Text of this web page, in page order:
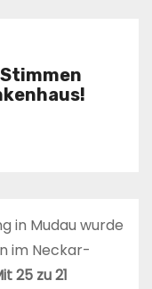
in Mudau wurde
im Neckar-
25 zu 21